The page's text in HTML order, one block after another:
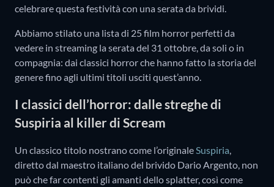
celebrare questa festività con una serata da brividi.
Abbiamo stilato una lista di 25 film horror perfetti da
vedere in streaming la serata del 31 ottobre, da soli o in
compagnia: dai classici horror che hanno fatto la storia del
genere fino agli ultimi titoli usciti quest’anno.
I classici dell’horror: dalle streghe di
Suspiria al killer di Scream
Un classico titolo nostrano come l’originale Suspiria
diretto dal maestro italiano del brivido Dario Argento, non
può che far contenti gli amanti dello splatter, così come